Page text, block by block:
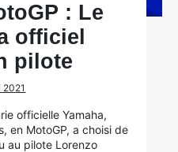
: Le
officiel
pilote
officielle Yamaha,
en MotoGP, a choisi de
au pilote Lorenzo